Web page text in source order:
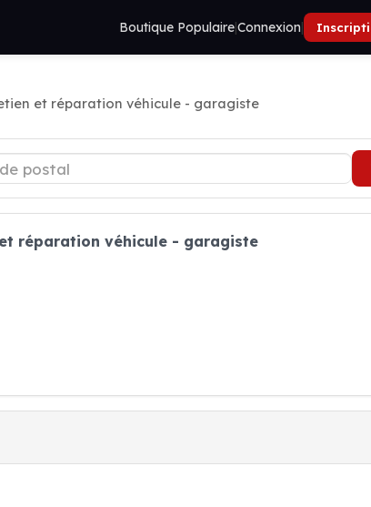
Boutique Populaire|Connexion|
et réparation véhicule - garagiste
réparation véhicule - garagiste